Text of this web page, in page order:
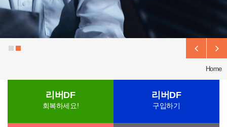
Home
리버DF
회복하세요!
리버DF
구입하기